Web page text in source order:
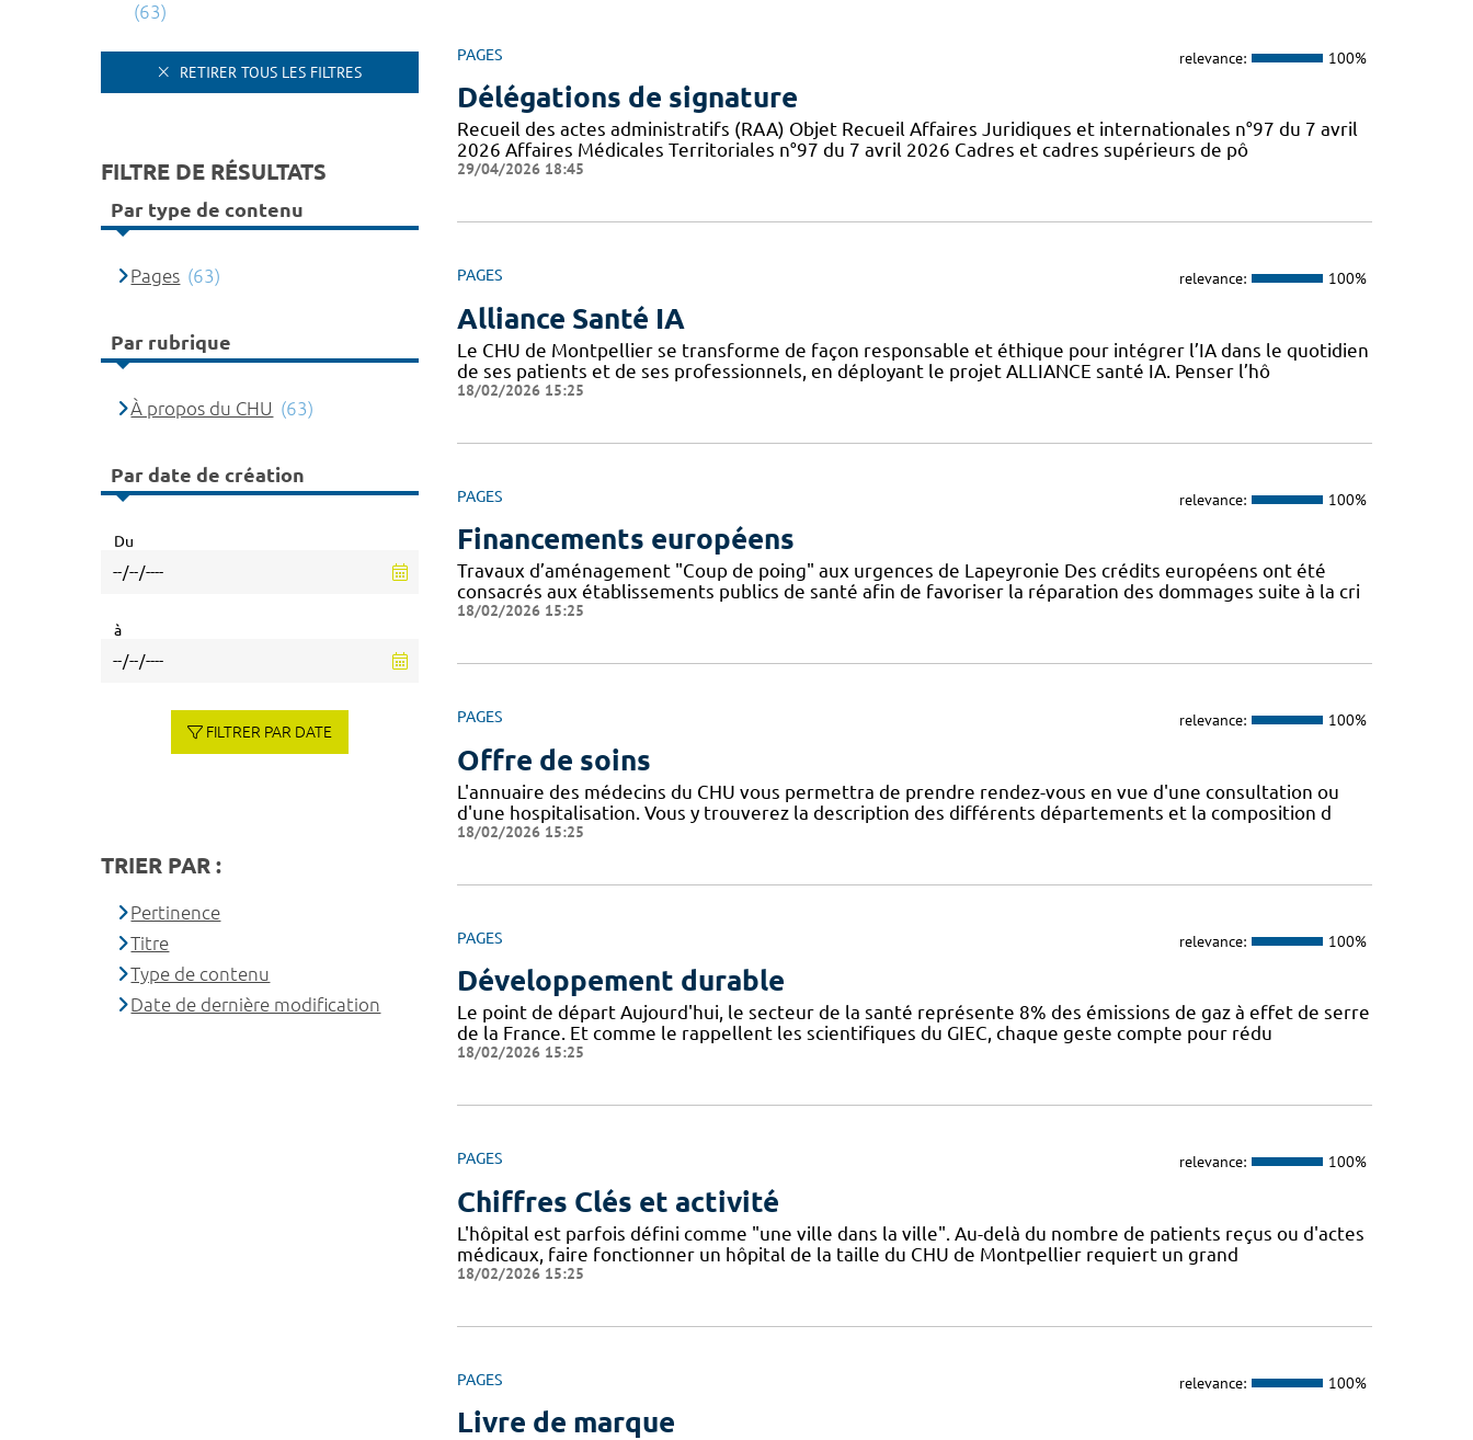
PAGES relevance: 100%
Délégations de signature
Recueil des actes administratifs (RAA) Objet Recueil Affaires Juridiques et internationales n°97 du 7 avril
2026 Affaires Médicales Territoriales n°97 du 7 avril 2026 Cadres et cadres supérieurs de pô
29/04/2026 18:45
PAGES relevance: 100%
Alliance Santé IA
Le CHU de Montpellier se transforme de façon responsable et éthique pour intégrer l’IA dans le quotidien
de ses patients et de ses professionnels, en déployant le projet ALLIANCE santé IA. Penser l’hô
18/02/2026 15:25
PAGES relevance: 100%
Financements européens
Travaux d’aménagement "Coup de poing" aux urgences de Lapeyronie Des crédits européens ont été
consacrés aux établissements publics de santé afin de favoriser la réparation des dommages suite à la cri
18/02/2026 15:25
PAGES relevance: 100%
Offre de soins
L'annuaire des médecins du CHU vous permettra de prendre rendez-vous en vue d'une consultation ou
d'une hospitalisation. Vous y trouverez la description des différents départements et la composition d
18/02/2026 15:25
PAGES relevance: 100%
Développement durable
Le point de départ Aujourd'hui, le secteur de la santé représente 8% des émissions de gaz à effet de serre
de la France. Et comme le rappellent les scientifiques du GIEC, chaque geste compte pour rédu
18/02/2026 15:25
PAGES relevance: 100%
Chiffres Clés et activité
L'hôpital est parfois défini comme "une ville dans la ville". Au-delà du nombre de patients reçus ou d'actes
médicaux, faire fonctionner un hôpital de la taille du CHU de Montpellier requiert un grand
18/02/2026 15:25
PAGES relevance: 100%
Livre de marque
(63)
RETIRER TOUS LES FILTRES
FILTRE DE RÉSULTATS
Par type de contenu
Pages (63)
Par rubrique
À propos du CHU (63)
Par date de création
Du
à
FILTRER PAR DATE
TRIER PAR :
Pertinence
Titre
Type de contenu
Date de dernière modification